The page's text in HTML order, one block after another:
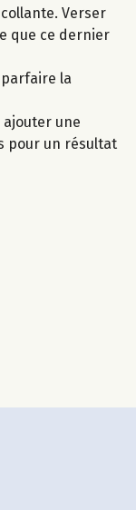
Verser
que ce dernier
la
une
pour un résultat